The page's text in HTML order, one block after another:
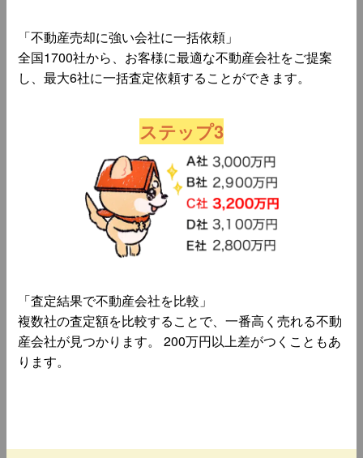
「不動産売却に強い会社に一括依頼」
全国1700社から、お客様に最適な不動産会社をご提案
し、最大6社に一括査定依頼することができます。
ステップ3
「査定結果で不動産会社を比較」
複数社の査定額を比較することで、一番高く売れる不動
産会社が見つかります。 200万円以上差がつくこともあ
ります。